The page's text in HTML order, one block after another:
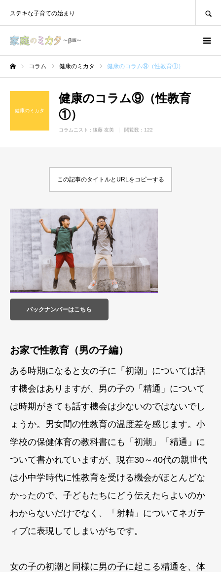
ステキな子育ての始まり
コラム 健康のミカタ 健康のコラム⑨（性教育①）
健康のミカタ
健康のコラム⑨（性教育
①）
コラムニスト : 後藤 友美 閲覧数：122
この記事のタイトルとURLをコピーする
バックナンバーはこちら
お家で性教育（男の子編）
ある時期になると女の子に「初潮」については話
す機会はありますが、男の子の「精通」について
は時期がきても話す機会は少ないのではないでし
ょうか。男女間の性教育の温度差を感じます。小
学校の保健体育の教科書にも「初潮」「精通」に
ついて書かれていますが、現在30～40代の親世代
は小中学時代に性教育を受ける機会がほとんどな
かったので、子どもたちにどう伝えたらよいのか
わからないだけでなく、「射精」についてネガテ
ィブに表現してしまいがちです。
女の子の初潮と同様に男の子に起こる精通を、体